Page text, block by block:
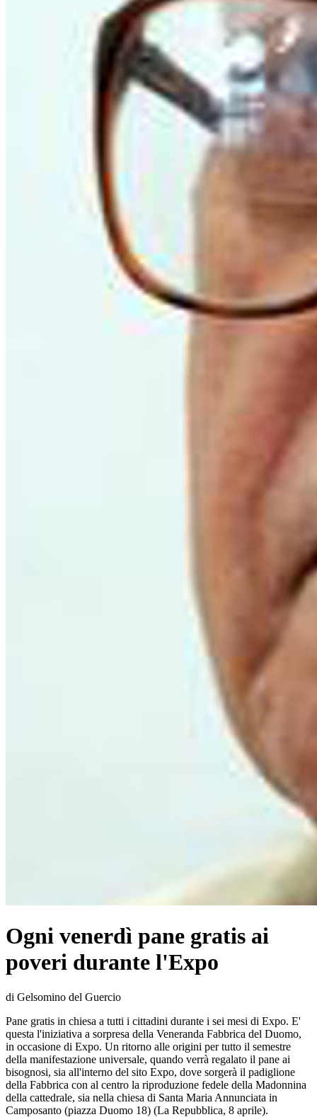
Ogni venerdì pane gratis ai
poveri durante l'Expo
di Gelsomino del Guercio
Pane gratis in chiesa a tutti i cittadini durante i sei mesi di Expo. E'
questa l'iniziativa a sorpresa della Veneranda Fabbrica del Duomo,
in occasione di Expo. Un ritorno alle origini per tutto il semestre
della manifestazione universale, quando verrà regalato il pane ai
bisognosi, sia all'interno del sito Expo, dove sorgerà il padiglione
della Fabbrica con al centro la riproduzione fedele della Madonnina
della cattedrale, sia nella chiesa di Santa Maria Annunciata in
Camposanto (piazza Duomo 18) (La Repubblica, 8 aprile).